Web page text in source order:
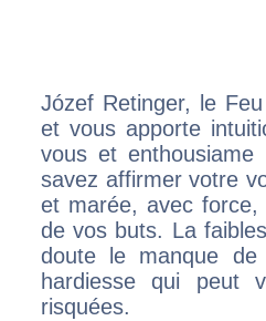
Józef Retinger, le
et vous apporte
vous et
savez affirmer votre
et marée, avec
de vos buts. La
doute le manque
hardiesse qui peut
risquées.